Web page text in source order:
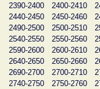
2390-2400
2400-2410
2440-2450
2450-2460
2490-2500
2500-2510
2540-2550
2550-2560
2590-2600
2600-2610
2640-2650
2650-2660
2690-2700
2700-2710
2740-2750
2750-2760